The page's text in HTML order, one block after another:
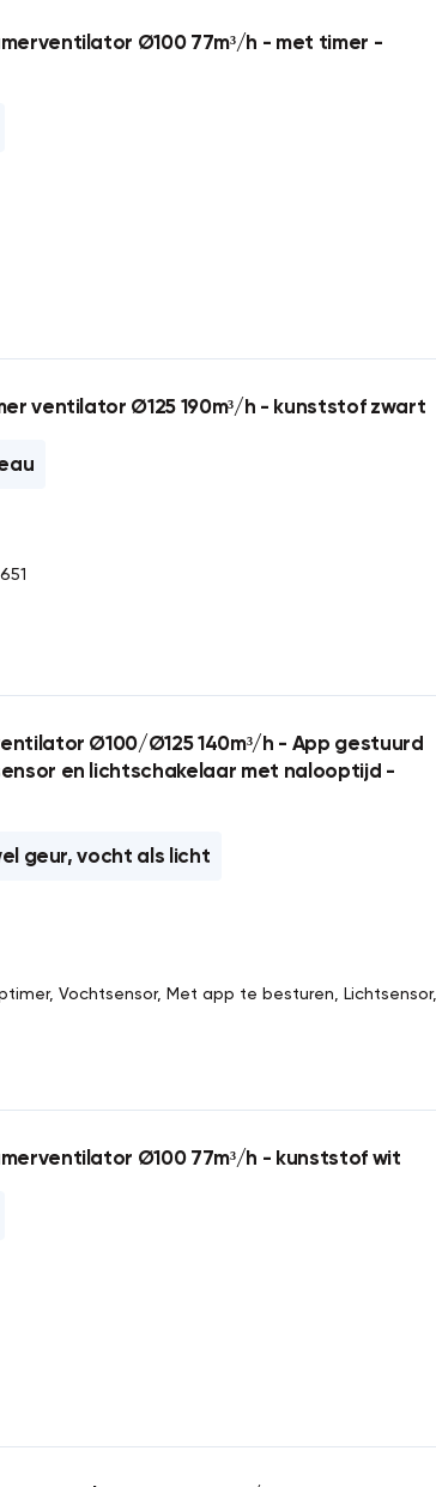
Ø100 77m³/h - met timer -
ventilator Ø125 190m³/h - kunststof zwart
Ø100/Ø125 140m³/h - App gestuurd
en lichtschakelaar met nalooptijd -
geur, vocht als licht
Vochtsensor, Met app te besturen, Lichtsensor,
Ø100 77m³/h - kunststof wit